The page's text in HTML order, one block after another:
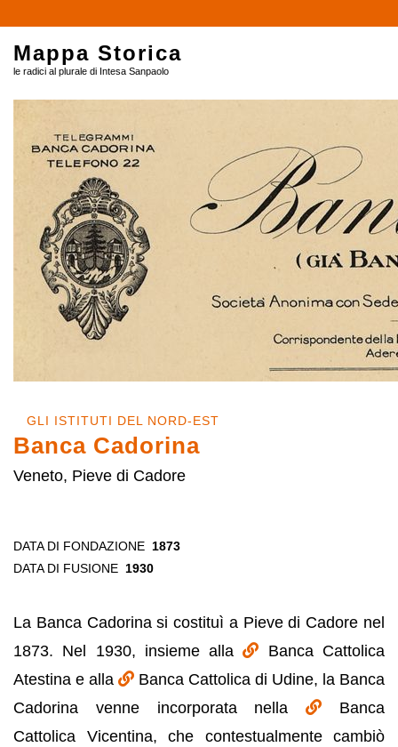
Mappa Storica
le radici al plurale di Intesa Sanpaolo
GLI ISTITUTI DEL NORD-EST
Banca Cadorina
Veneto, Pieve di Cadore
DATA DI FONDAZIONE 1873
DATA DI FUSIONE 1930
La Banca Cadorina si costituì a Pieve di Cadore nel
1873. Nel 1930, insieme alla
Banca Cattolica
Atestina e alla
Banca Cattolica di Udine, la Banca
Cadorina venne incorporata nella
Banca
Cattolica Vicentina, che contestualmente cambiò